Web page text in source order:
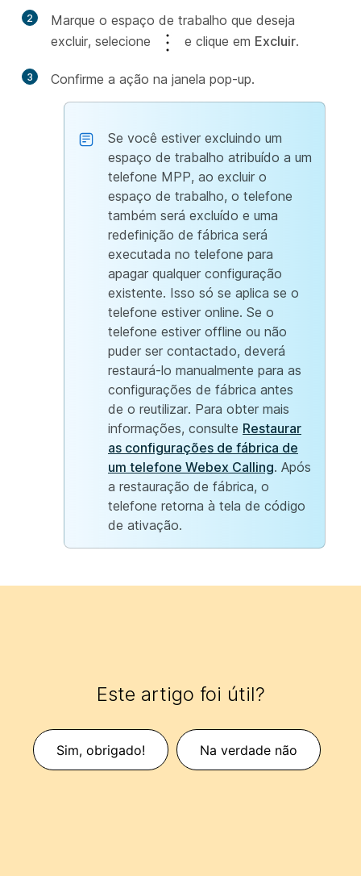
2
Marque o espaço de trabalho que deseja
excluir, selecione
e clique em Excluir.
3 Confirme a ação na janela pop-up.
Se você estiver excluindo um
espaço de trabalho atribuído a um
telefone MPP, ao excluir o
espaço de trabalho, o telefone
também será excluído e uma
redefinição de fábrica será
executada no telefone para
apagar qualquer configuração
existente. Isso só se aplica se o
telefone estiver online. Se o
telefone estiver offline ou não
puder ser contactado, deverá
restaurá-lo manualmente para as
configurações de fábrica antes
de o reutilizar. Para obter mais
informações, consulte Restaurar
as configurações de fábrica de
um telefone Webex Calling. Após
a restauração de fábrica, o
telefone retorna à tela de código
de ativação.
Este artigo foi útil?
Sim, obrigado! Na verdade não